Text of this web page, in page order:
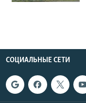
СОЦИАЛЬНЫЕ СЕТИ